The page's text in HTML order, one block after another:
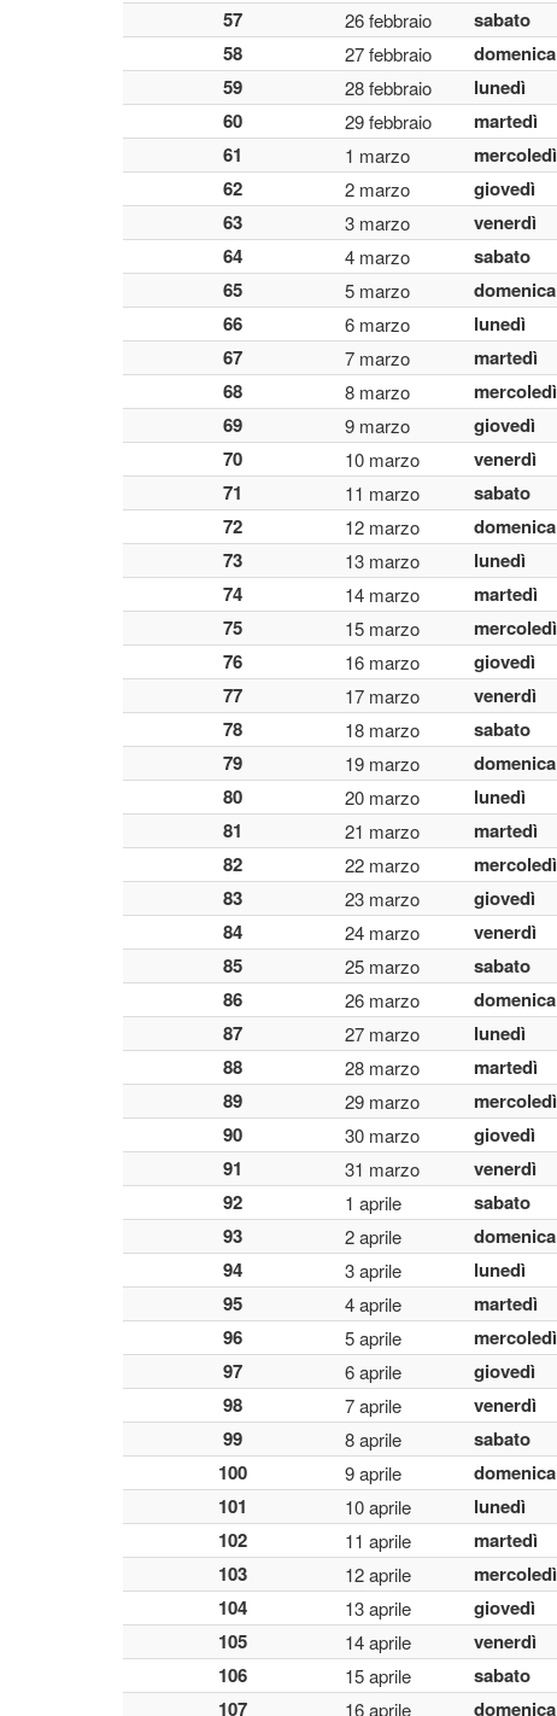
57 26 febbraio sabato
58 27 febbraio domenica
59 28 febbraio lunedì
60 29 febbraio martedì
61 1 marzo mercoledì
62 2 marzo giovedì
63 3 marzo venerdì
64 4 marzo sabato
65 5 marzo domenica
66 6 marzo lunedì
67 7 marzo martedì
68 8 marzo mercoledì
69 9 marzo giovedì
70 10 marzo venerdì
71 11 marzo sabato
72 12 marzo domenica
73 13 marzo lunedì
74 14 marzo martedì
75 15 marzo mercoledì
76 16 marzo giovedì
77 17 marzo venerdì
78 18 marzo sabato
79 19 marzo domenica
80 20 marzo lunedì
81 21 marzo martedì
82 22 marzo mercoledì
83 23 marzo giovedì
84 24 marzo venerdì
85 25 marzo sabato
86 26 marzo domenica
87 27 marzo lunedì
88 28 marzo martedì
89 29 marzo mercoledì
90 30 marzo giovedì
91 31 marzo venerdì
92 1 aprile sabato
93 2 aprile domenica
94 3 aprile lunedì
95 4 aprile martedì
96 5 aprile mercoledì
97 6 aprile giovedì
98 7 aprile venerdì
99 8 aprile sabato
100 9 aprile domenica
101 10 aprile lunedì
102 11 aprile martedì
103 12 aprile mercoledì
104 13 aprile giovedì
105 14 aprile venerdì
106 15 aprile sabato
107 16 aprile domenica